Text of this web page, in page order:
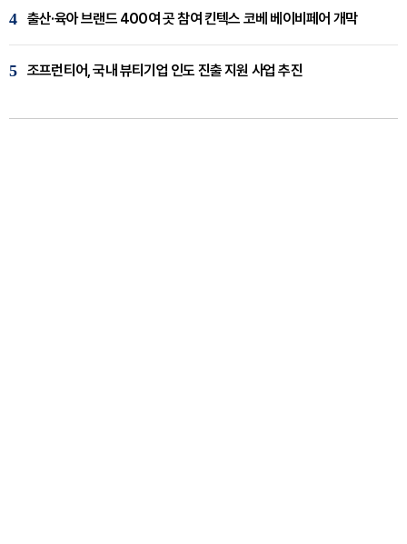
4 출산·육아 브랜드 400여 곳 참여 킨텍스 코베 베이비페어 개막
5 조프런티어, 국내 뷰티기업 인도 진출 지원 사업 추진